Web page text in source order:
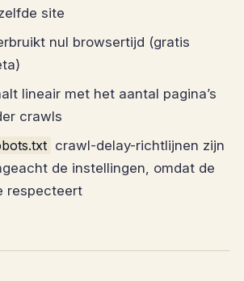
site
nul browsertijd (gratis
lineair met het aantal pagina’s
crawls
crawl-delay-richtlijnen zijn
de instellingen, omdat de
respecteert